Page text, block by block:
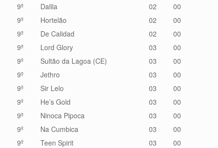
9º
Dalila 02
00
9º
Hortelão 02
00
9º
De Calidad 02
00
9º
Lord Glory 03
00
9º
Sultão da Lagoa (CE) 03
00
9º
Jethro 03
00
9º
Sir Lelo 03
00
9º
He’s Gold 03
00
9º
Ninoca Pipoca 03
00
9º
Na Cumbica 03
00
9º
Teen Spirit 03
00